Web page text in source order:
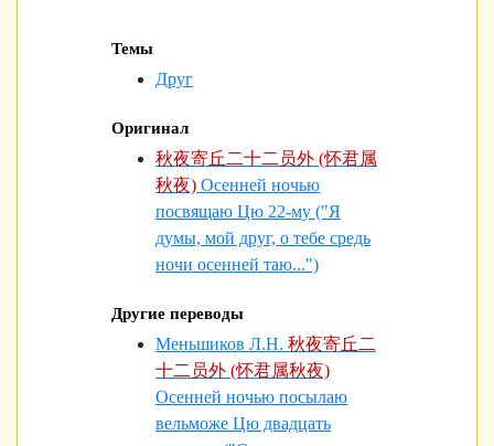
Темы
Друг
Оригинал
秋夜寄丘二十二员外 (怀君属
秋夜) Осенней ночью
посвящаю Цю 22-му ("Я
думы, мой друг, о тебе средь
ночи осенней таю...")
Другие переводы
Меньшиков Л.Н. 秋夜寄丘二
十二员外 (怀君属秋夜)
Осенней ночью посылаю
вельможе Цю двадцать